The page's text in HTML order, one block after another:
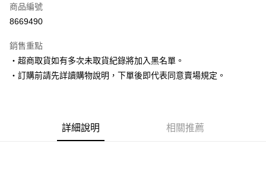
超商取貨付款
Apple Pay
街口支付
商品編號
8669490
銷售重點
‧超商取貨如有多次未取貨紀錄將加入黑名單。
‧訂購前請先詳讀購物說明，下單後即代表同意賣場規定。
詳細說明 相關推薦